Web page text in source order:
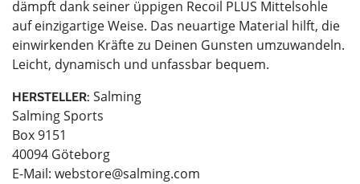
dämpft dank seiner üppigen Recoil PLUS Mittelsohle
auf einzigartige Weise. Das neuartige Material hilft, die
einwirkenden Kräfte zu Deinen Gunsten umzuwandeln.
Leicht, dynamisch und unfassbar bequem.
HERSTELLER: Salming
Salming Sports
Box 9151
40094 Göteborg
E-Mail: webstore@salming.com